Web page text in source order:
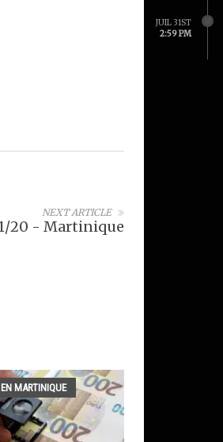
NEXT ARTICLE
20 - Martinique
MARTINIQUE
JUIL 31ST
2:59 PM